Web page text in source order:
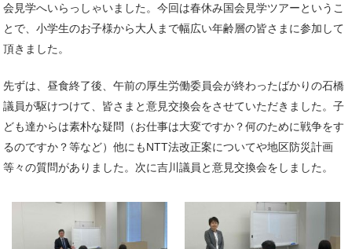
会見学へいらっしゃいました。今回は春休み国会見学ツアーというこ
とで、小学生のお子様から大人まで幅広い年齢層の皆さまに参加して
頂きました。
先ずは、昼食終了後、午前の厚生労働委員会が終わったばかりの石橋
議員が駆けつけて、皆さまと意見交換会をさせていただきました。子
ども達からは素朴な疑問（お仕事は大変ですか？何のために戦争をす
るのですか？等など）他にもNTT法改正案についてや地区防災計画
等々の質問がありました。次に吉川議員と意見交換会をしました。